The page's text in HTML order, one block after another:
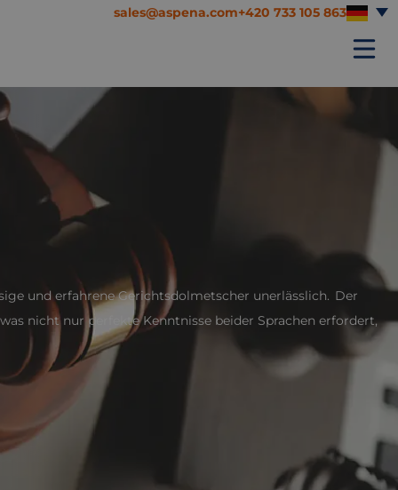
sales@aspena.com+420 733 105 863
und erfahrene Gerichtsdolmetscher unerlässlich. Der
nicht nur perfekte Kenntnisse beider Sprachen erfordert,